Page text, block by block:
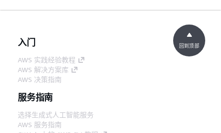
入门
AWS 实践经验教程
AWS 解决方案库
AWS 决策指南
服务指南
选择生成式人工智能服务
AWS 服务指南
回到顶部